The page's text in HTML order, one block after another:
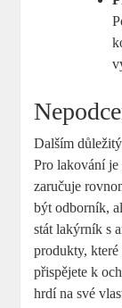
Dalším
Pro lakování
zaručuje
být odborník,
stát lakýrník s
produkty,
přispějete k
hrdí na své